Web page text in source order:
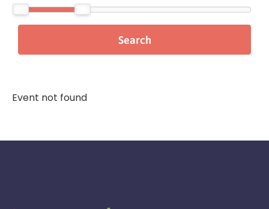
Event not found